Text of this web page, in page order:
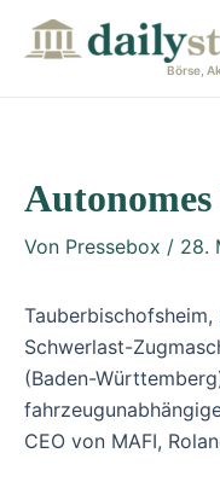
Inhalt
Börse,
Von Pressebox / 28.
Schwerlast-
(Baden-
CEO von MAFI,
navigation